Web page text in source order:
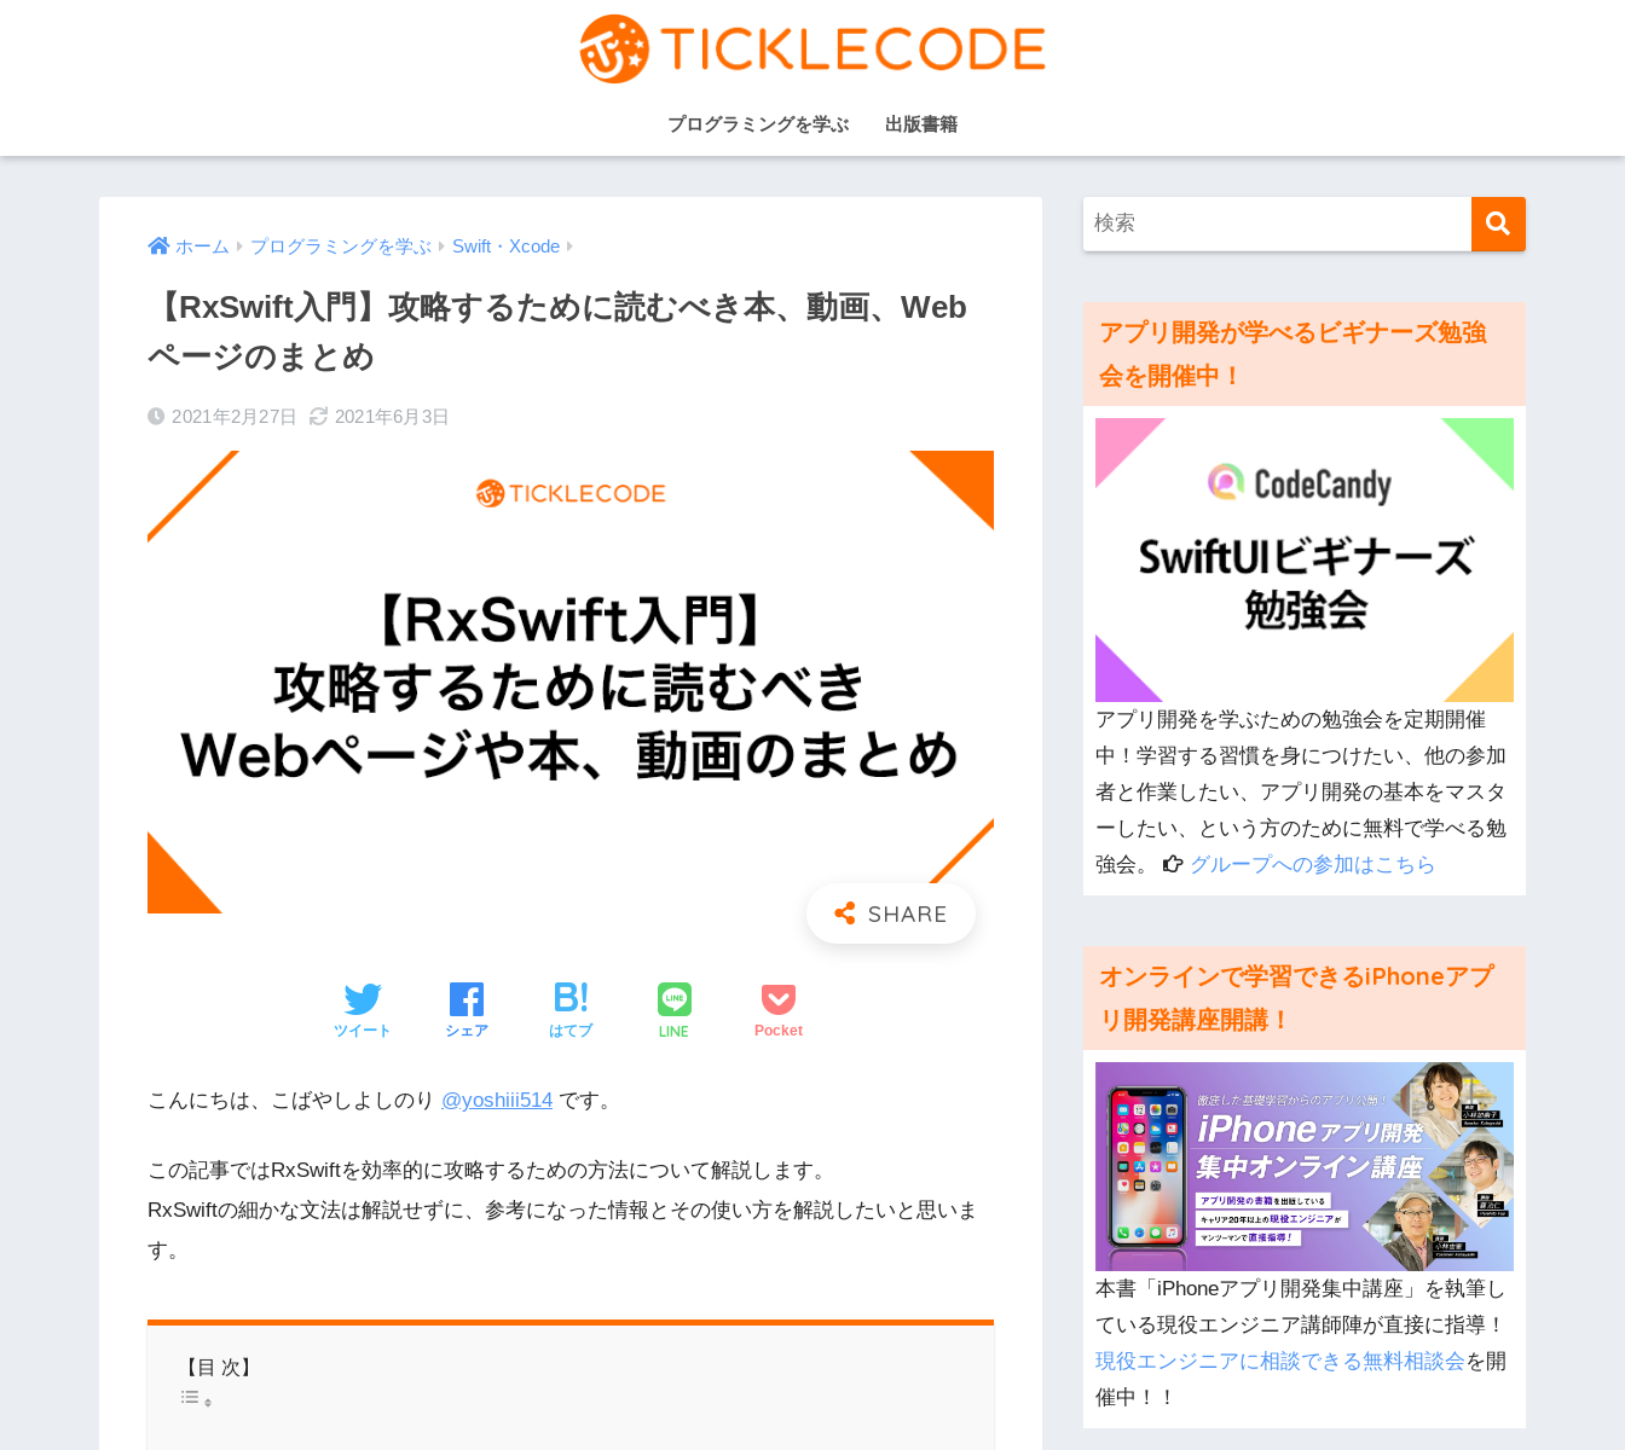
プログラミングを学ぶ 出版書籍
ホーム プログラミングを学ぶ Swift・Xcode
【RxSwift入門】攻略するために読むべき本、動画、Web
ページのまとめ
2021年2月27日 2021年6月3日
ツイート シェア はてブ LINE Pocket
こんにちは、こばやしよしのり @yoshiii514 です。
この記事ではRxSwiftを効率的に攻略するための方法について解説します。
RxSwiftの細かな文法は解説せずに、参考になった情報とその使い方を解説したいと思いま
す。
【目 次】
アプリ開発が学べるビギナーズ勉強
会を開催中！
アプリ開発を学ぶための勉強会を定期開催
中！学習する習慣を身につけたい、他の参加
者と作業したい、アプリ開発の基本をマスタ
ーしたい、という方のために無料で学べる勉
強会。
グループへの参加はこちら
オンラインで学習できるiPhoneアプ
リ開発講座開講！
本書「iPhoneアプリ開発集中講座」を執筆し
ている現役エンジニア講師陣が直接に指導！
現役エンジニアに相談できる無料相談会を開
催中！！